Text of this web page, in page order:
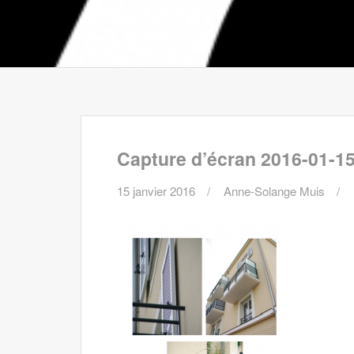
Capture d’écran 2016-01-
15 janvier 2016 Anne-Solange Muis